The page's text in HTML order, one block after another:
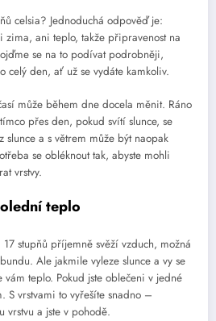
celsia? Jednoduchá odpověď je:
zima, ani teplo, takže připravenost na
se na to podívat podrobněji,
celý den, ať už se vydáte kamkoliv.
může během dne docela měnit. Ráno
přes den, pokud svítí slunce, se
a s větrem může být naopak
se obléknout tak, abyste mohli
vrstvy.
teplo
stupňů příjemně svěží vzduch, možná
Ale jakmile vyleze slunce a vy se
vám teplo. Pokud jste oblečeni v jedné
S vrstvami to vyřešíte snadno –
vrstvu a jste v pohodě.